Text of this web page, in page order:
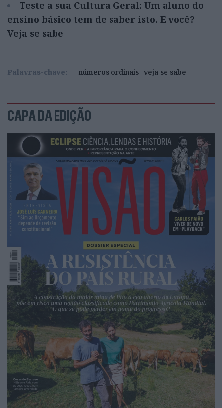
Teste a sua Cultura Geral: Um aluno do
ensino básico tem de saber isto. E você?
Veja se sabe
Palavras-chave: números ordinais veja se sabe
CAPA DA EDIÇÃO